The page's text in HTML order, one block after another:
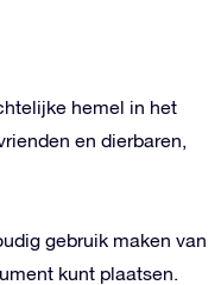
hemel in het
en dierbaren,
gebruik maken van
kunt plaatsen.